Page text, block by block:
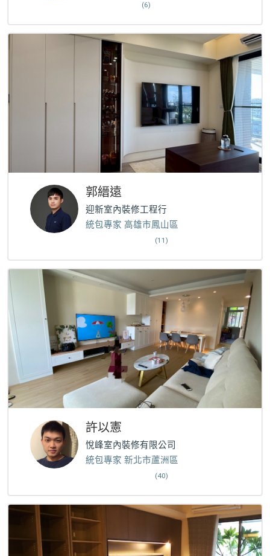
(6)
郭縉遠
迎新室內裝修工程行
統包專家 高雄市鳳山區
(11)
許以憲
悅峰室內裝修有限公司
統包專家 新北市蘆洲區
(40)